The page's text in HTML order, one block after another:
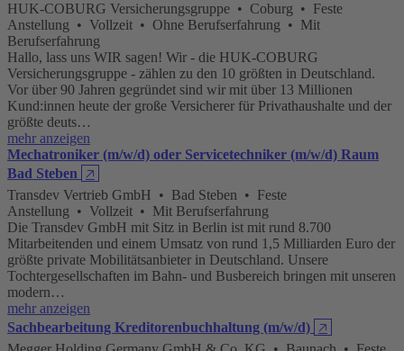
HUK-COBURG Versicherungsgruppe • Coburg • Feste
Anstellung • Vollzeit • Ohne Berufserfahrung • Mit
Berufserfahrung
Hallo, lass uns WIR sagen! Wir - die HUK-COBURG
Versicherungsgruppe - zählen zu den 10 größten in Deutschland.
Vor über 90 Jahren gegründet sind wir mit über 13 Millionen
Kund:innen heute der große Versicherer für Privathaushalte und der
größte deuts…
mehr anzeigen
Mechatroniker (m/w/d) oder Servicetechniker (m/w/d) Raum
Bad Steben
🡥
Transdev Vertrieb GmbH • Bad Steben • Feste
Anstellung • Vollzeit • Mit Berufserfahrung
Die Transdev GmbH mit Sitz in Berlin ist mit rund 8.700
Mitarbeitenden und einem Umsatz von rund 1,5 Milliarden Euro der
größte private Mobilitätsanbieter in Deutschland. Unsere
Tochtergesellschaften im Bahn- und Busbereich bringen mit unseren
modern…
mehr anzeigen
Sachbearbeitung Kreditorenbuchhaltung (m/w/d) 🡥